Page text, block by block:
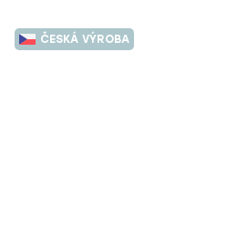
ČESKÁ VÝROBA